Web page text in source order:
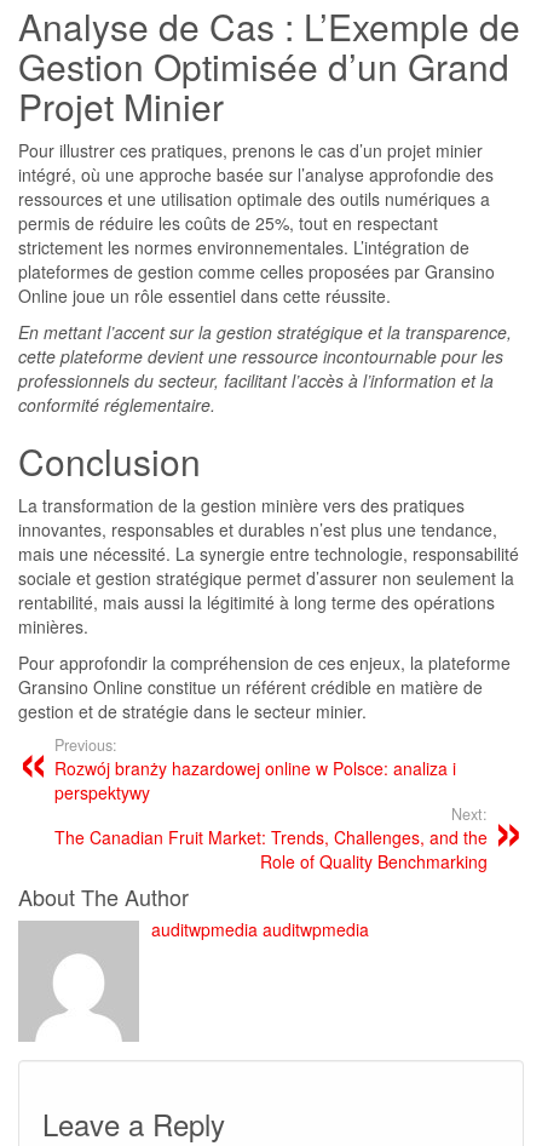
Analyse de Cas : L’Exemple de
Gestion Optimisée d’un Grand
Projet Minier
Pour illustrer ces pratiques, prenons le cas d’un projet minier
intégré, où une approche basée sur l’analyse approfondie des
ressources et une utilisation optimale des outils numériques a
permis de réduire les coûts de 25%, tout en respectant
strictement les normes environnementales. L’intégration de
plateformes de gestion comme celles proposées par Gransino
Online joue un rôle essentiel dans cette réussite.
En mettant l’accent sur la gestion stratégique et la transparence,
cette plateforme devient une ressource incontournable pour les
professionnels du secteur, facilitant l’accès à l’information et la
conformité réglementaire.
Conclusion
La transformation de la gestion minière vers des pratiques
innovantes, responsables et durables n’est plus une tendance,
mais une nécessité. La synergie entre technologie, responsabilité
sociale et gestion stratégique permet d’assurer non seulement la
rentabilité, mais aussi la légitimité à long terme des opérations
minières.
Pour approfondir la compréhension de ces enjeux, la plateforme
Gransino Online constitue un référent crédible en matière de
gestion et de stratégie dans le secteur minier.
Previous:
Rozwój branży hazardowej online w Polsce: analiza i
perspektywy
Next:
The Canadian Fruit Market: Trends, Challenges, and the
Role of Quality Benchmarking
About The Author
auditwpmedia auditwpmedia
Leave a Reply